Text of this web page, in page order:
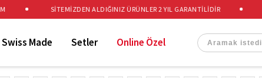
SİTEMİZDEN ALDIĞINIZ ÜRÜNLER 2 YIL GARANTİLİDİR
Swiss Made Setler Online Özel